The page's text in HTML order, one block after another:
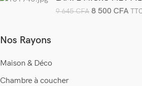
9 645CFA 8 500CFA
Nos Rayons
Maison & Déco
Chambre à coucher